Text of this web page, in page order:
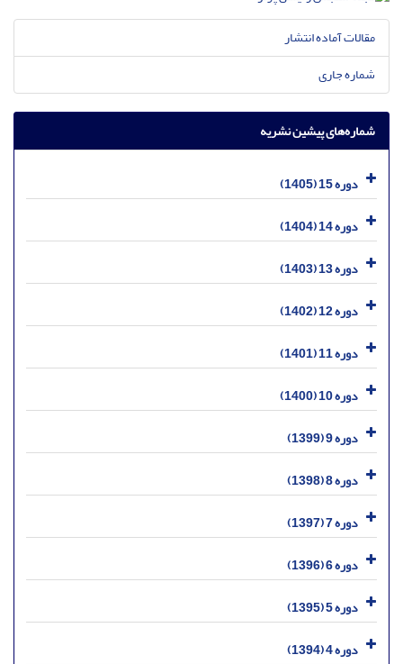
مقالات آماده انتشار
شماره جاری
شماره‌های پیشین نشریه
دوره 15 (1405)
دوره 14 (1404)
دوره 13 (1403)
دوره 12 (1402)
دوره 11 (1401)
دوره 10 (1400)
دوره 9 (1399)
دوره 8 (1398)
دوره 7 (1397)
دوره 6 (1396)
دوره 5 (1395)
دوره 4 (1394)